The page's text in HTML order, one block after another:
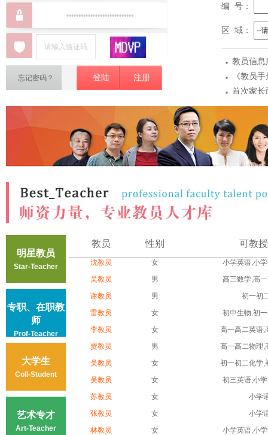
忘记密码？ 登陆 注册
编 号：
区 域：
· 教员信息
标准
· 《教员
· 首次家长
项
· 教员敏感
密
· 教员第一
注意事...
· 教员认证
明星教员
Star-Teacher
专职、在职教
师
Prof-Teacher
大学生
Coll-Student
艺术专才
Art-Teacher
教员 性别 可教
沈教员 女
小学英语,小
吴教员
男
高三数学,高
谢教员
男
初一初
雷教员
女
初中生物,初
李教员
女
高一高二英语,
贾教员
男
高一高二物理,
吴教员
女
初一初二化学,
吴教员
女
初三英语,小
苏教员
女
小学
张教员
女
小学
林教员
女 小学英语,小